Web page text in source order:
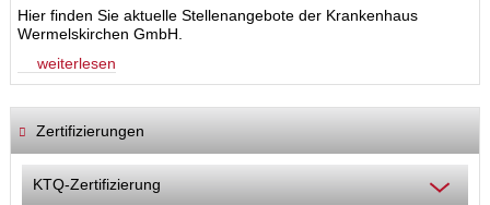
Hier finden Sie aktuelle Stellenangebote der Krankenhaus
Wermelskirchen GmbH.
weiterlesen
Zertifizierungen
KTQ-Zertifizierung